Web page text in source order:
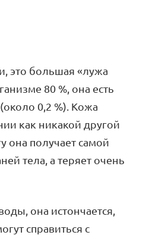
это большая «лужа
80 %, она есть
0,2 %). Кожа
как никакой другой
она получает самой
тела, а теряет очень
она истончается,
справиться с